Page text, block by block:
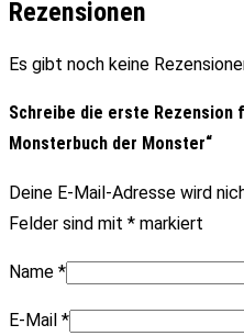
Rezensionen
Es gibt noch keine
Schreibe die erste Rezension
Monsterbuch der Monster“
Deine E-Mail-Adresse wird
Felder sind mit * markiert
Name *
E-Mail *